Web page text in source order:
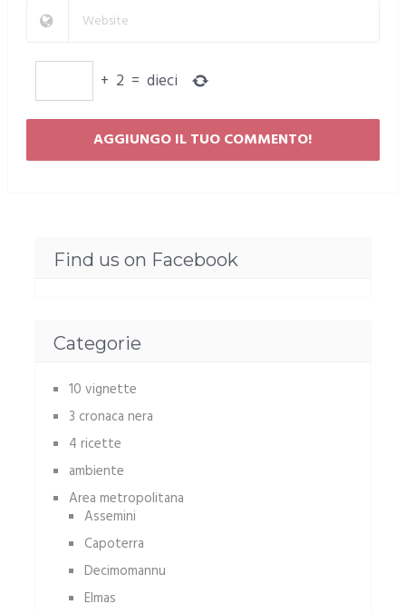
+ 2 = dieci
Find us on Facebook
Categorie
10 vignette
3 cronaca nera
4 ricette
ambiente
Area metropolitana
Assemini
Capoterra
Decimomannu
Elmas